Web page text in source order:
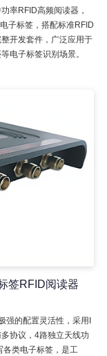
率RFID高频阅读器，
子标签，搭配标准RFID
开发套件，广泛应用于
电子标签识别场景。
签RFID阅读器
强的配置灵活性，采用I
协议，4路独立天线功
类电子标签，是工